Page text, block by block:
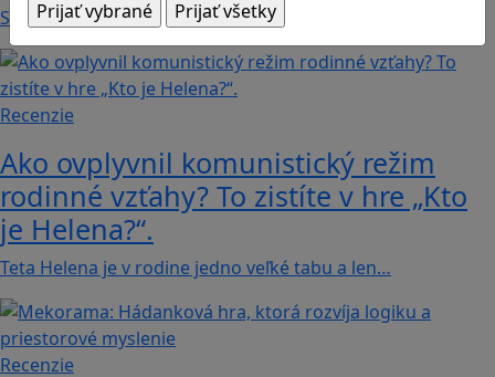
Supermarket Together je simulačná hra, v ktorej…
Recenzie
Ako ovplyvnil komunistický režim
rodinné vzťahy? To zistíte v hre „Kto
je Helena?“.
Teta Helena je v rodine jedno veľké tabu a len…
Recenzie